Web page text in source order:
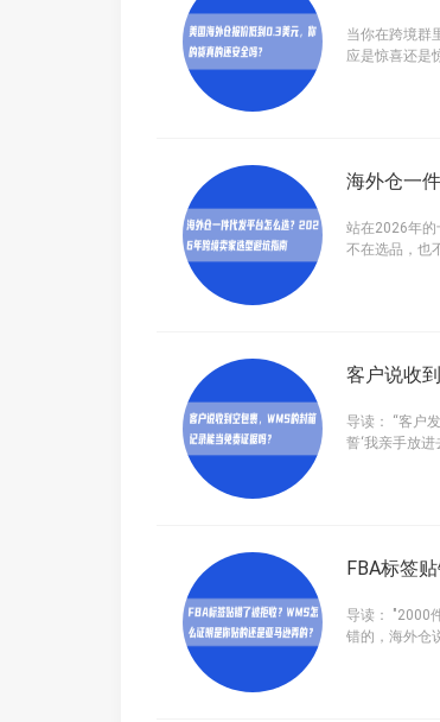
当你在跨境群
应是惊喜还是
海外仓一
站在2026年的
不在选品，也
客户说收
导读： “客户
誓‘我亲手放进
FBA标签
导读： "2000
错的，海外仓